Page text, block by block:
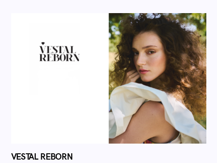
VESTAL REBORN